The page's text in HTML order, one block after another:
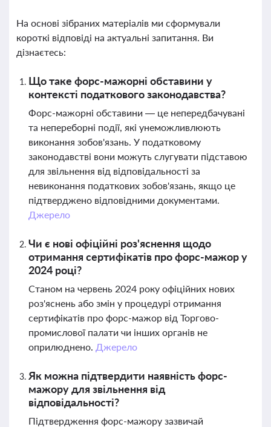
На основі зібраних матеріалів ми сформували
короткі відповіді на актуальні запитання. Ви
дізнаєтесь:
Що таке форс-мажорні обставини у
контексті податкового законодавства?
Форс-мажорні обставини — це непередбачувані
та непереборні події, які унеможливлюють
виконання зобов'язань. У податковому
законодавстві вони можуть слугувати підставою
для звільнення від відповідальності за
невиконання податкових зобов'язань, якщо це
підтверджено відповідними документами.
Джерело
Чи є нові офіційні роз'яснення щодо
отримання сертифікатів про форс-мажор у
2024 році?
Станом на червень 2024 року офіційних нових
роз'яснень або змін у процедурі отримання
сертифікатів про форс-мажор від Торгово-
промислової палати чи інших органів не
оприлюднено. Джерело
Як можна підтвердити наявність форс-
мажору для звільнення від
відповідальності?
Підтвердження форс-мажору зазвичай